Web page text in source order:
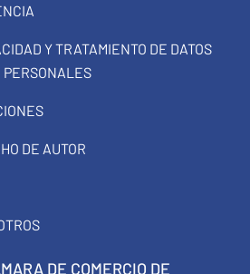
Y TRATAMIENTO DE DATOS
PERSONALES
DE AUTOR
DE COMERCIO DE